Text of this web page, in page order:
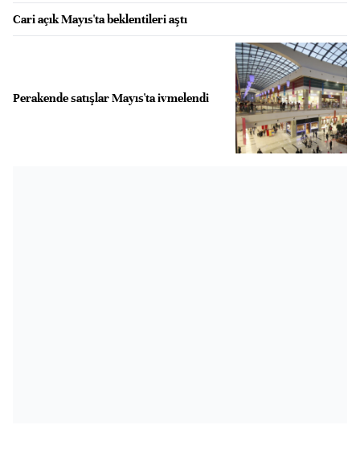
Cari açık Mayıs'ta beklentileri aştı
Perakende satışlar Mayıs'ta ivmelendi